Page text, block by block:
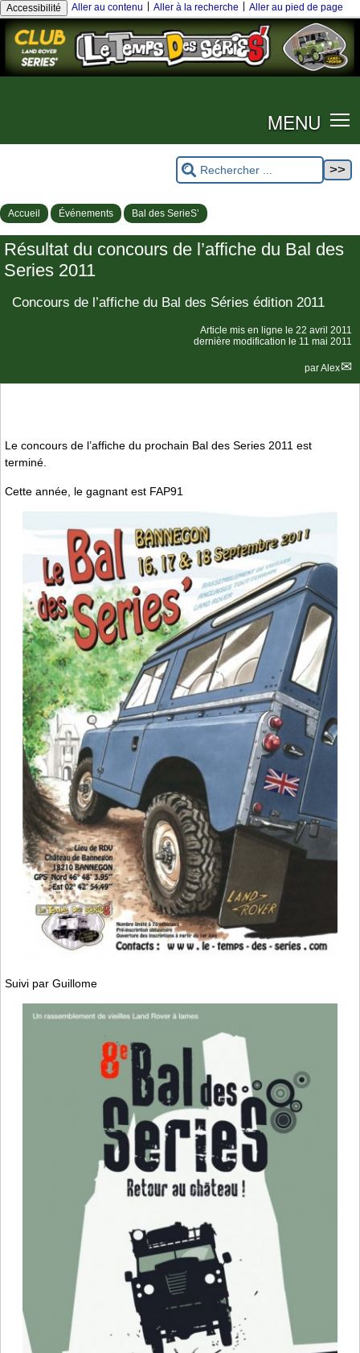
Accessibilité Aller au contenu Aller à la recherche Aller au pied de page
MENU
Accueil Événements Bal des SerieS’
Résultat du concours de l’affiche du Bal des
Series 2011
Concours de l’affiche du Bal des Séries édition 2011
Article mis en ligne le 22 avril 2011
dernière modification le 11 mai 2011
parAlex
Le concours de l’affiche du prochain Bal des Series 2011 est
terminé.
Cette année, le gagnant est FAP91
Suivi par Guillome